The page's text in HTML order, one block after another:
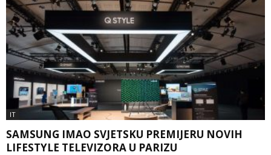
IT
SAMSUNG IMAO SVJETSKU PREMIJERU NOVIH
LIFESTYLE TELEVIZORA U PARIZU